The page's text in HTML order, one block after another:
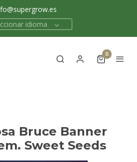
idioma
0
Bruce Banner
Sweet Seeds